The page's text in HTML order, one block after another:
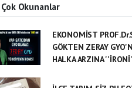
Çok Okunanlar
EKONOMİST
GÖKTEN ZERAY
HALKA ARZINA